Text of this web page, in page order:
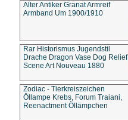
Alter Antiker Granat Armreif
Armband Um 1900/1910
Rar Historismus Jugendstil
Drache Dragon Vase Dog Relief
Scene Art Nouveau 1880
Zodiac - Tierkreiszeichen
Öllampe Krebs, Forum Traiani,
Reenactment Öllämpchen